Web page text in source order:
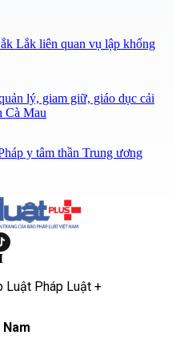
Lắk liên quan vụ lập khống
lý, giam giữ, giáo dục cải
Cà Mau
y tâm thần Trung ương
Luật Pháp Luật +